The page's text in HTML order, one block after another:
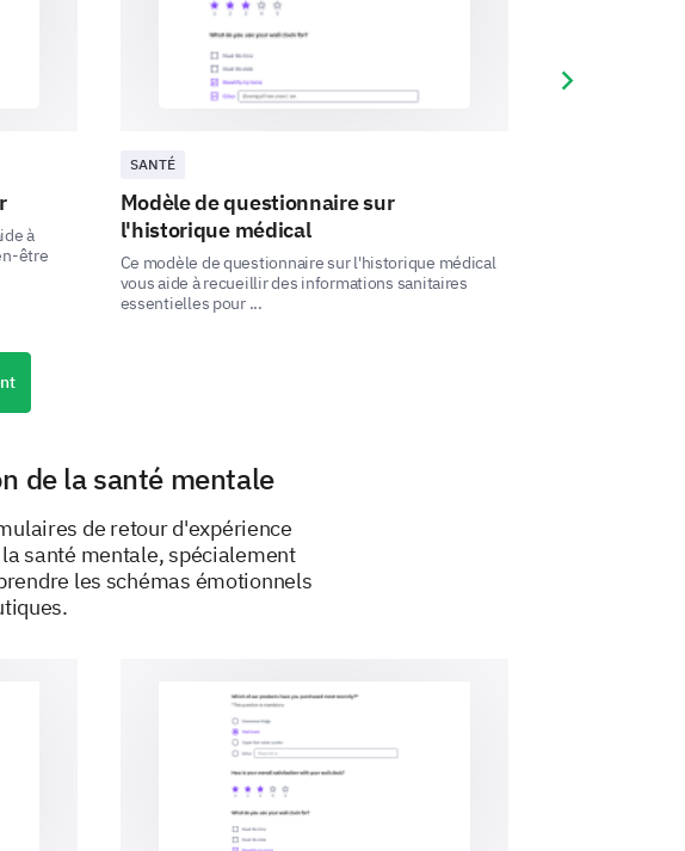
regularly incorporate into your routine to
all that apply)
strategies you employ to help manage
à
être
SANTÉ
Modèle de questionnaire sur
l'historique médical
Ce modèle de questionnaire sur l'historique médical
vous aide à recueillir des informations sanitaires
essentielles pour ...
Next slide
de la santé mentale
de retour d'expérience
santé mentale, spécialement
les schémas émotionnels